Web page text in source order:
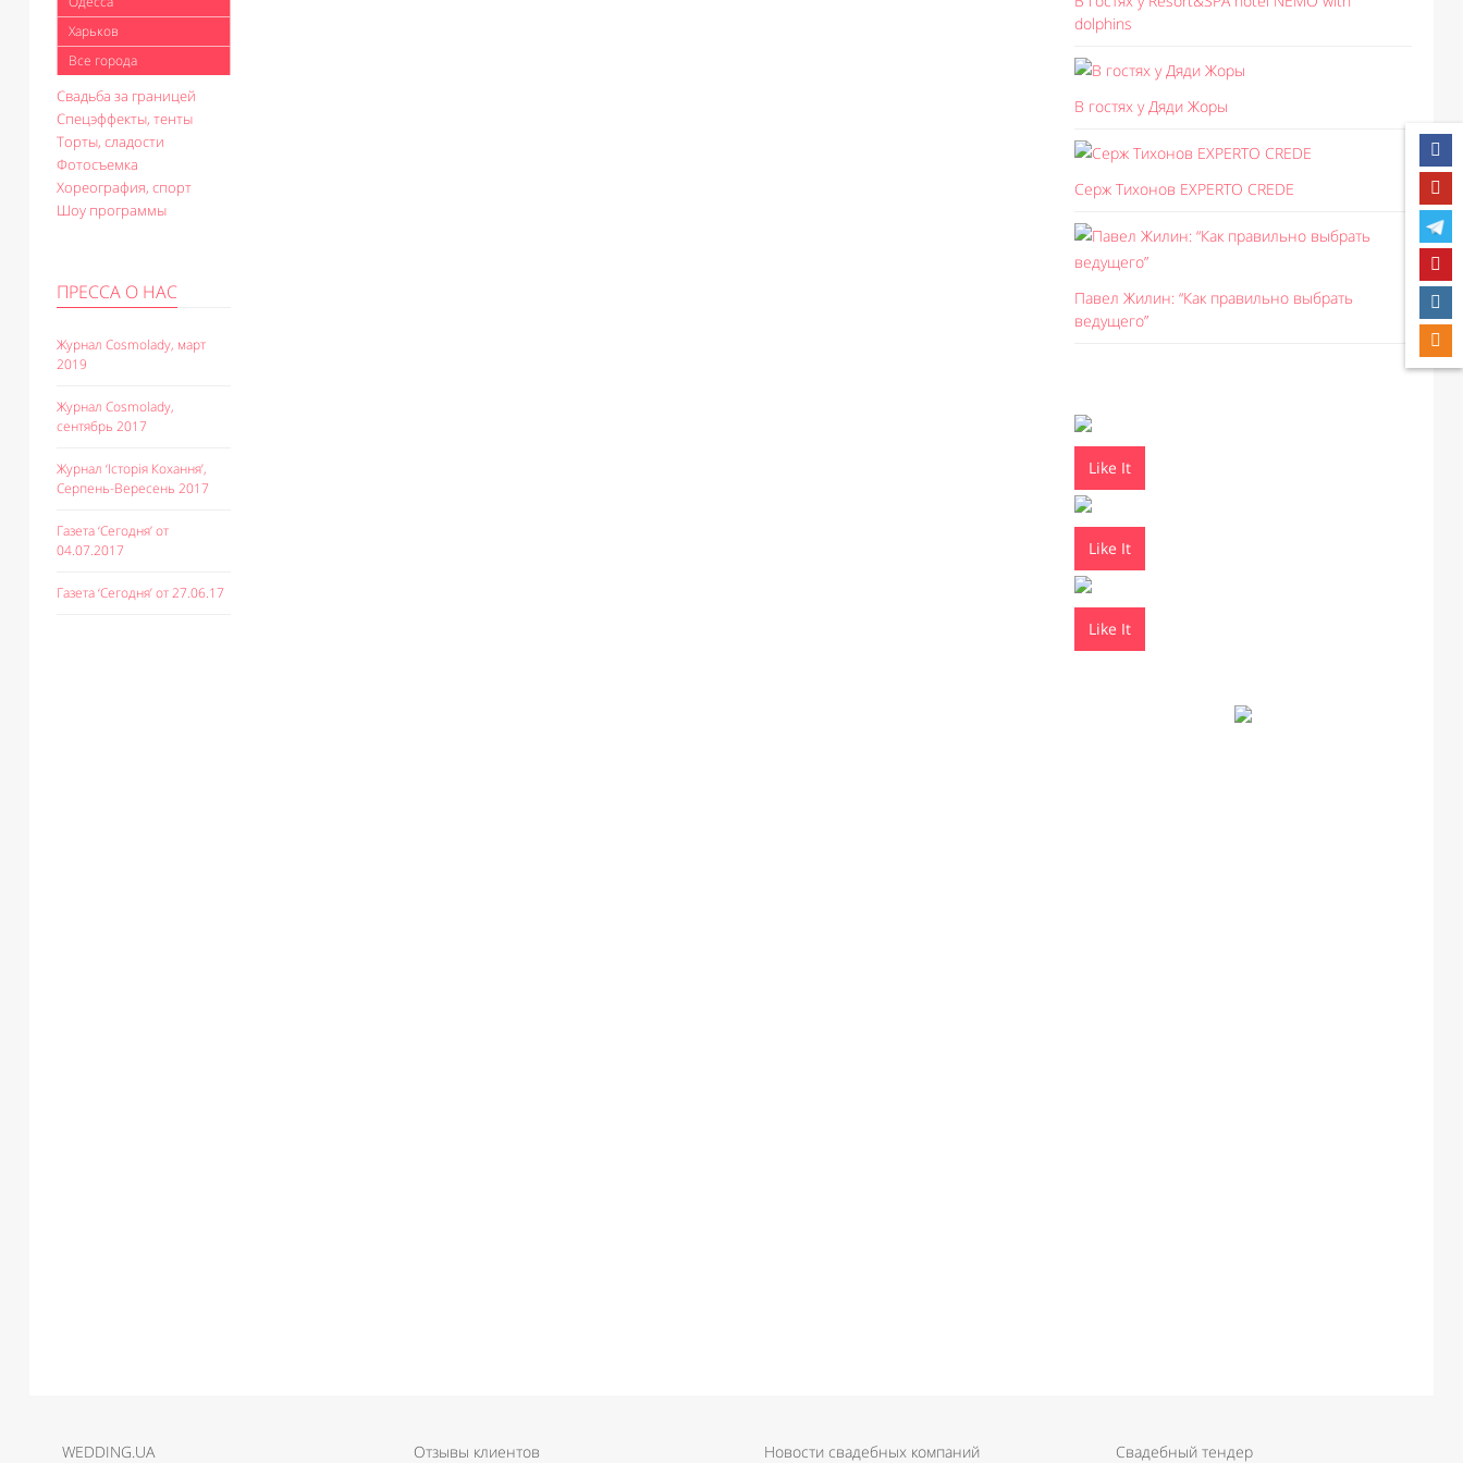
Харьков
Все города
Свадьба за границей
Спецэффекты, тенты
Торты, сладости
Фотосъемка
Хореография, спорт
Шоу программы
ПРЕССА О НАС
Журнал Cosmolady, март
2019
Журнал Cosmolady,
сентябрь 2017
Журнал ‘Історія Кохання’,
Серпень-Вересень 2017
Газета ‘Сегодня’ от
04.07.2017
Газета ‘Сегодня’ от 27.06.17
dolphins
В гостях у Дяди Жоры
Серж Тихонов EXPERTO CREDE
Павел Жилин: “Как правильно выбрать
ведущего”
Like It
Like It
Like It
WEDDING.UA Отзывы клиентов Новости свадебных компаний Свадебный тендер